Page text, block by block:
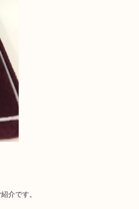
介です。